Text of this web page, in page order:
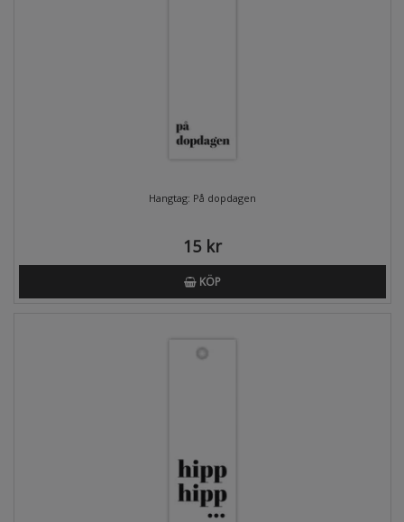
Hangtag: På dopdagen
15 kr
KÖP